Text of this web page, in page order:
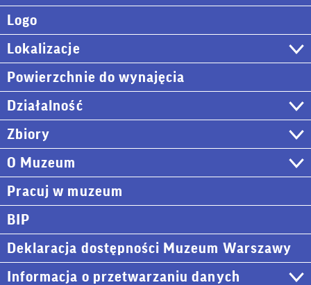
Logo
Lokalizacje
Powierzchnie do wynajęcia
Działalność
Zbiory
O Muzeum
Pracuj w muzeum
BIP
Deklaracja dostępności Muzeum Warszawy
Informacja o przetwarzaniu danych